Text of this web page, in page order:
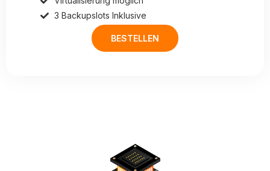
3 Backupslots Inklusive
BESTELLEN